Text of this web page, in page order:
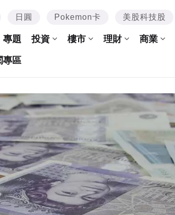
日圓 Pokemon卡 美股科技股
專題 投資 樓市 理財 商業
專區